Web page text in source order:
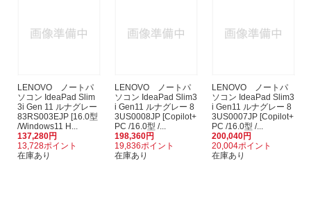
LENOVO ノートパ
ソコン IdeaPad Slim
3i Gen 11 ルナグレー
83RS003EJP [16.0型
/Windows11 H...
137,280円
13,728ポイント
在庫あり
LENOVO ノートパ
ソコン IdeaPad Slim3
i Gen11 ルナグレー 8
3US0008JP [Copilot+
PC /16.0型 /...
198,360円
19,836ポイント
在庫あり
LENOVO ノートパ
ソコン IdeaPad Slim3
i Gen11 ルナグレー 8
3US0007JP [Copilot+
PC /16.0型 /...
200,040円
20,004ポイント
在庫あり